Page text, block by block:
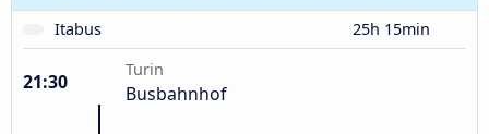
Itabus
25h 15min
21:30
Turin
Busbahnhof